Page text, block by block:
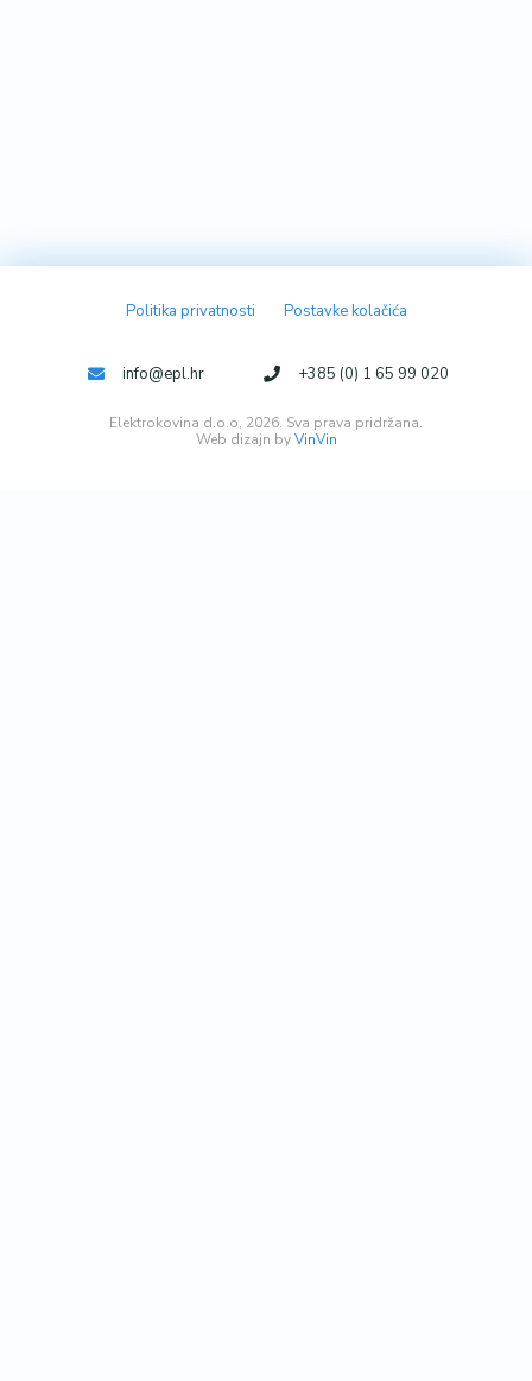
Politika privatnosti Postavke kolačića
Web dizajn byVinVin
Elektrokovina d.o.o, 2026. Sva prava pridržana.
info@epl.hr +385 (0) 1 65 99 020